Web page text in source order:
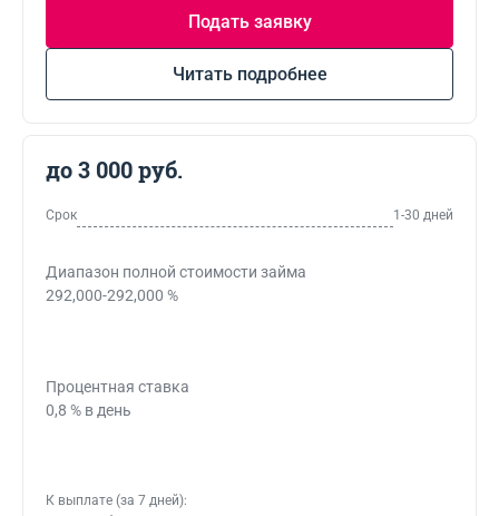
Подать заявку
Читать подробнее
до 3 000 руб.
Срок 1-30 дней
Диапазон полной стоимости займа
292,000-292,000 %
Процентная ставка
0,8 % в день
К выплате (за 7 дней):